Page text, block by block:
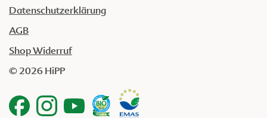
Datenschutzerklärung
AGB
Shop Widerruf
© 2026 HiPP